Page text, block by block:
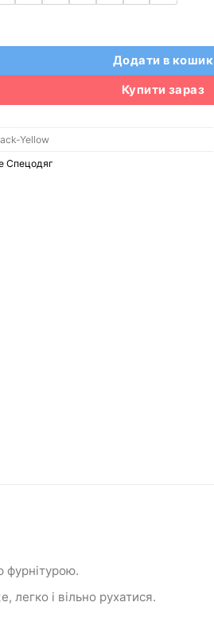
Додати в кошик
Купити зараз
Yellow
Спецодяг
фурнітурою.
легко і вільно рухатися.